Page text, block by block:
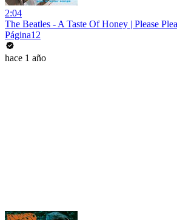
2:04
The Beatles - A Taste Of Honey | Please
Página12
hace 1 año